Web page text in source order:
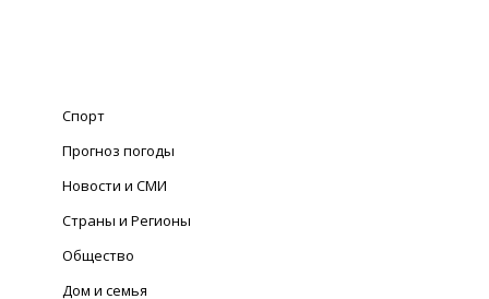
Спорт
Прогноз погоды
Новости и СМИ
Страны и Регионы
Общество
Дом и семья